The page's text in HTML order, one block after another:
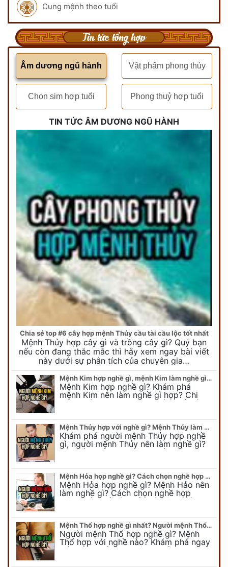
Cung mệnh theo tuổi
Tin tức tổng hợp
Âm dương ngũ hành Vật phẩm phong thủy
Chọn sim hợp tuổi Phong thuỷ hợp tuổi
TIN TỨC ÂM DƯƠNG NGŨ HÀNH
Chia sẻ top #6 cây hợp mệnh Thủy cầu tài cầu lộc tốt nhất
Mệnh Thủy hợp cây gì và trồng cây gì? Quý bạn
nếu còn đang thắc mắc thì hãy xem ngay bài viết
này dưới sự phân tích của chuyên gia…
Mệnh Kim hợp nghề gì, mệnh Kim làm nghề gì để #Phát Tài Lộc
Mệnh Kim hợp nghề gì? Khám phá
mệnh Kim nên làm nghề gì hợp? Chi
tiết người mang kim hợp với nghề gì sẽ
Mệnh Thủy hợp với nghề gì? Mệnh Thủy làm nghề gì để #Ăn nên làm ra
Khám phá người mệnh Thủy hợp nghề
gì, người mệnh Thủy nên làm nghề gì?
Chi tiết nghề hợp mệnh Thủy sẽ được
Mệnh Hỏa hợp nghề gì? Cách chọn nghề hợp mệnh Hỏa hút nhiều tài lộc
Mệnh Hỏa hợp nghề gì? Mệnh Hảo nên
làm nghề gì? Cách chọn nghề hợp
mệnh Hỏa để hút nhiều tài lộc. Giúp
Mệnh Thổ hợp nghề gì nhất? Người mệnh Thổ kỵ nghề gì?
Người mệnh Thổ hợp nghề gì? Mệnh
Thổ hợp với nghề nào? Khám phá ngay
để chọn nghề hợp mệnh Thổ. Cũng như